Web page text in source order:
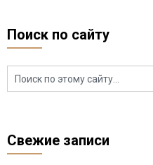
Поиск по сайту
Свежие записи